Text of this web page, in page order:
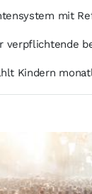
mit
verpflichtende
Kindern